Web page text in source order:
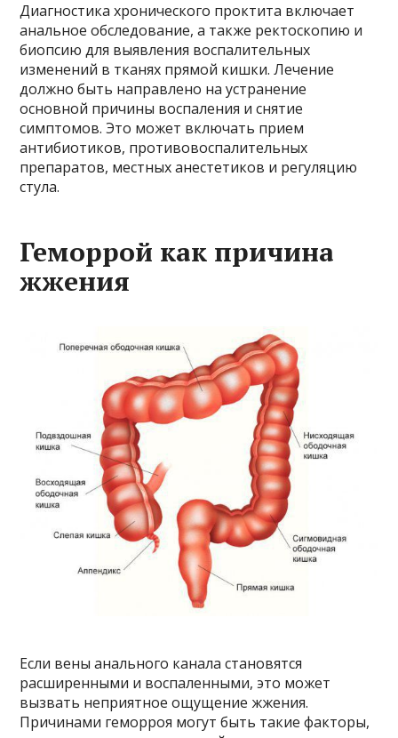
Диагностика хронического проктита включает
анальное обследование, а также ректоскопию и
биопсию для выявления воспалительных
изменений в тканях прямой кишки. Лечение
должно быть направлено на устранение
основной причины воспаления и снятие
симптомов. Это может включать прием
антибиотиков, противовоспалительных
препаратов, местных анестетиков и регуляцию
стула.
Геморрой как причина
жжения
Если вены анального канала становятся
расширенными и воспаленными, это может
вызвать неприятное ощущение жжения.
Причинами геморроя могут быть такие факторы,